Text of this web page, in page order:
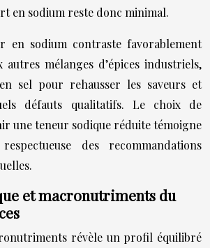
en sodium reste donc minimal.
en sodium contraste favorablement
autres mélanges d’épices industriels,
sel pour rehausser les saveurs et
défauts qualitatifs. Le choix de
une teneur sodique réduite témoigne
des recommandations
et macronutriments du
révèle un profil équilibré